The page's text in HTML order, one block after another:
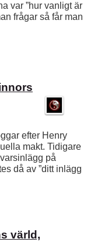
var ”hur vanligt är
frågar så får man
efter Henry
makt. Tidigare
på
då av ”ditt inlägg
värld,